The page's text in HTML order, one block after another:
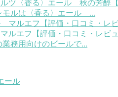
ツ〈香る〉エール 秋の芳醇
モルは〈香る〉エール ...
エフ【評価・口コミ・レビ
務用向けのビールで...
ール